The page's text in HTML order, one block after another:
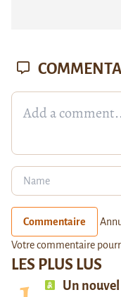
LES PLUS LUS
Un
Commentaire
Votre commentaire